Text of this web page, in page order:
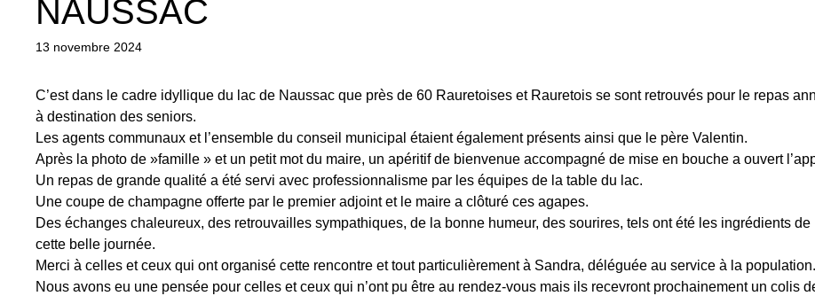
NAUSSAC
13 novembre 2024
C’est dans le cadre idyllique du lac de Naussac que près de 60 Rauretoises et Rauretois se sont retrouvés pour le repas
à destination des seniors.
Les agents communaux et l’ensemble du conseil municipal étaient également présents ainsi que le père Valentin.
Après la photo de »famille » et un petit mot du maire, un apéritif de bienvenue accompagné de mise en bouche a ouvert
Un repas de grande qualité a été servi avec professionnalisme par les équipes de la table du lac.
Une coupe de champagne offerte par le premier adjoint et le maire a clôturé ces agapes.
Des échanges chaleureux, des retrouvailles sympathiques, de la bonne humeur, des sourires, tels ont été les ingrédients de
cette belle journée.
Merci à celles et ceux qui ont organisé cette rencontre et tout particulièrement à Sandra, déléguée au service à la population.
Nous avons eu une pensée pour celles et ceux qui n’ont pu être au rendez-vous mais ils recevront prochainement un colis